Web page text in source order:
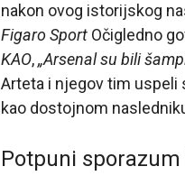
nakon ovog istorijskog
Figaro Sport Očigledno
KAO,„Arsenal su bili
Arteta i njegov tim uspeli
kao dostojnom
Potpuni